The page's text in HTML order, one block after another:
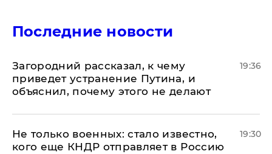
Последние новости
Загородний рассказал, к чему
приведет устранение Путина, и
объяснил, почему этого не делают
19:36
Не только военных: стало известно,
кого еще КНДР отправляет в Россию
19:30